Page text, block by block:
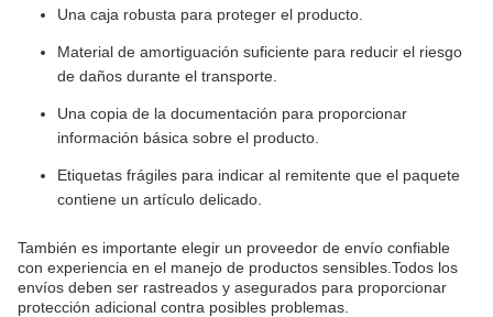
Una caja robusta para proteger el producto.
Material de amortiguación suficiente para reducir el riesgo
de daños durante el transporte.
Una copia de la documentación para proporcionar
información básica sobre el producto.
Etiquetas frágiles para indicar al remitente que el paquete
contiene un artículo delicado.
También es importante elegir un proveedor de envío confiable
con experiencia en el manejo de productos sensibles.Todos los
envíos deben ser rastreados y asegurados para proporcionar
protección adicional contra posibles problemas.